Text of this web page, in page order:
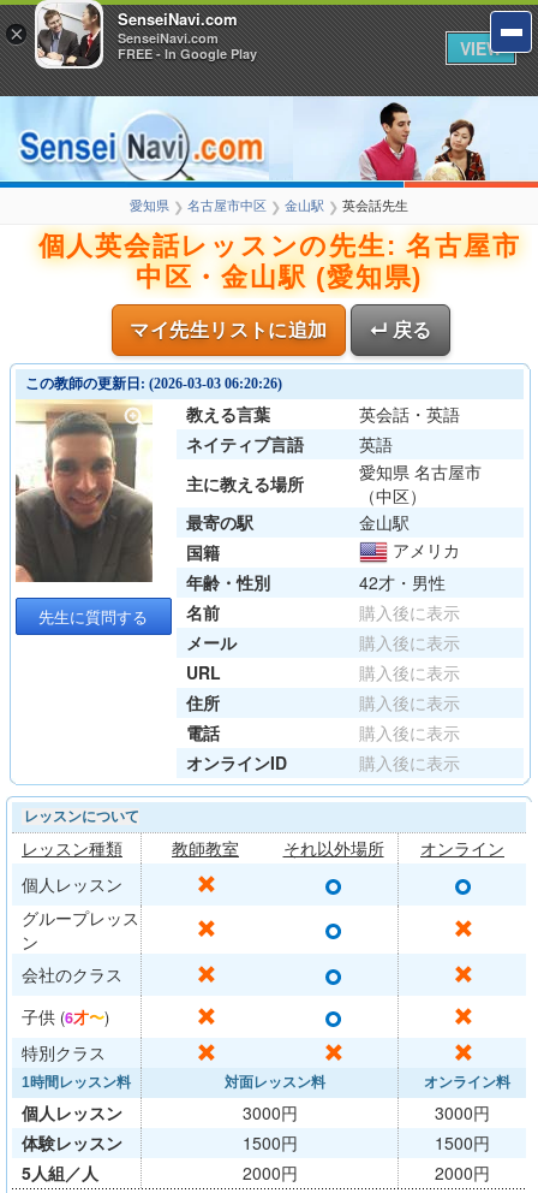
愛知県 ❯ 名古屋市中区 ❯ 金山駅 ❯ 英会話先生
個人英会話レッスンの先生: 名古屋市
中区・金山駅 (愛知県)
マイ先生リストに追加 ↵ 戻る
この教師の更新日: (2026-03-03 06:20:26)
先生に質問する
教える言葉
英会話・英語
ネイティブ言語
英語
主に教える場所
愛知県 名古屋市
（中区）
最寄の駅
金山駅
国籍
アメリカ
年齢・性別
42才・男性
名前
購入後に表示
メール
購入後に表示
URL
購入後に表示
住所
購入後に表示
電話
購入後に表示
オンラインID
購入後に表示
レッスンについて
レッスン種類 教師教室 それ以外場所
オンライン
個人レッスン
✕ ○ ○
グループレッス
ン
✕ ○ ✕
会社のクラス ✕ ○ ✕
子供 (6才〜) ✕ ○ ✕
特別クラス ✕ ✕ ✕
1時間レッスン料 対面レッスン料 オンライン料
個人レッスン 3000円
3000円
体験レッスン
1500円
1500円
5人組／人
2000円
2000円
×
SenseiNavi.com
SenseiNavi.com
FREE - In Google Play
VIEW